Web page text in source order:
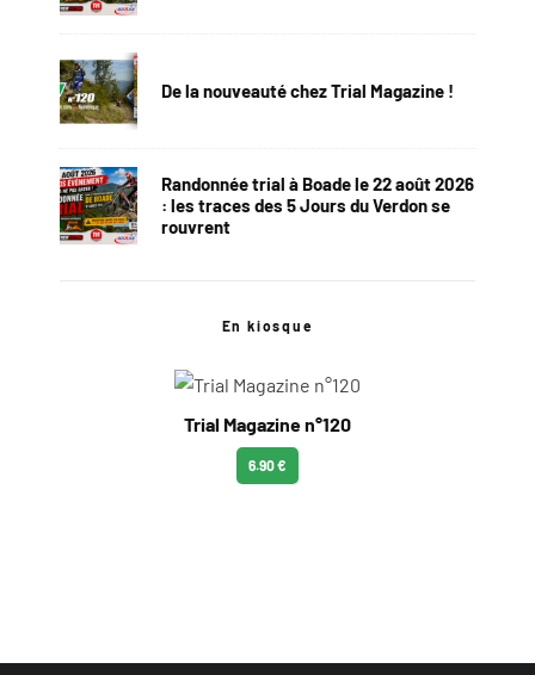
De la nouveauté chez Trial Magazine !
Randonnée trial à Boade le 22 août 2026
: les traces des 5 Jours du Verdon se
rouvrent
En kiosque
Trial Magazine n°120
6.90 €